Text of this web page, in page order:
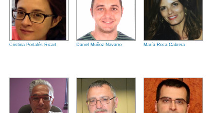
Cristina Portalés Ricart Daniel Muñoz Navarro María Roca Cabrera